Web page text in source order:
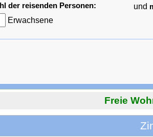
der reisenden Personen:
Erwachsene
und
Freie